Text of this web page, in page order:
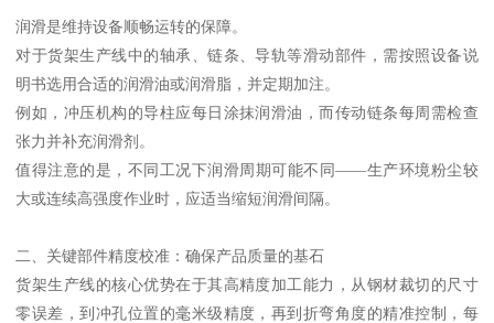
润滑是维持设备顺畅运转的保障。
对于货架生产线中的轴承、链条、导轨等滑动部件，需按照设备说
明书选用合适的润滑油或润滑脂，并定期加注。
例如，冲压机构的导柱应每日涂抹润滑油，而传动链条每周需检查
张力并补充润滑剂。
值得注意的是，不同工况下润滑周期可能不同——生产环境粉尘较
大或连续高强度作业时，应适当缩短润滑间隔。
二、关键部件精度校准：确保产品质量的基石
货架生产线的核心优势在于其高精度加工能力，从钢材裁切的尺寸
零误差，到冲孔位置的毫米级精度，再到折弯角度的精准控制，每